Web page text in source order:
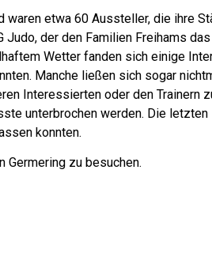
etwa 60 Aussteller, die ihre
Judo, der den Familien Freihams das
Wetter fanden sich einige
Manche ließen sich sogar
Interessierten oder den Trainern
unterbrochen werden. Die letzten
konnten.
Germering zu besuchen.